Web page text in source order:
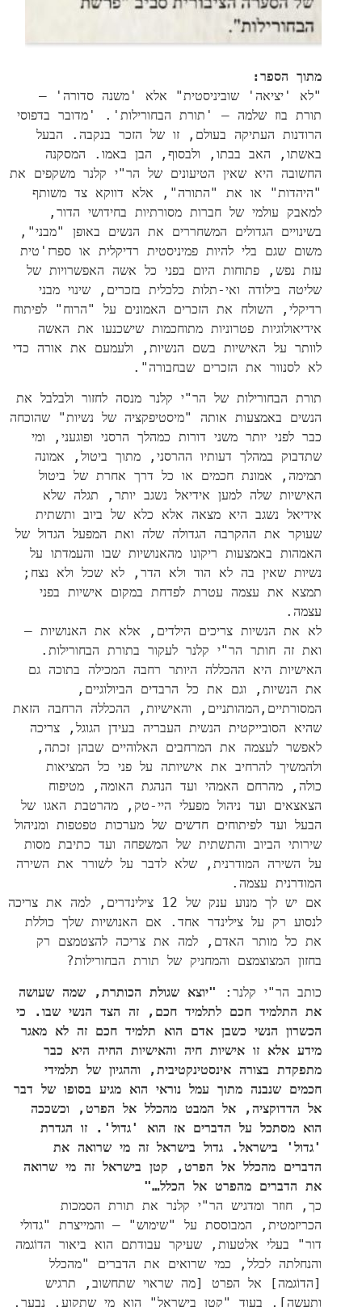
מתוך הספר:
"לא 'יציאה' שוביניסטית" אלא 'משנה סדורה' –
תורת בוז שלמה – 'תורת הבחורילות'. 'מדובר בדפוסי
הרודנות העתיקה בעולם, זו של הזכר בנקבה. הבעל
באשתו, האב בבתו, ולבסוף, הבן באמו. המסקנה
החשובה היא שאין הטיעונים של הר"י קלנר משקפים את
"היהדות" או את "התורה", אלא דווקא צד משותף
למאבק עולמי של חברות מסורתיות בחידושי הדור,
בשינויים הגדולים המשחררים את הנשים באופן "מבני",
משום שגם בלי להיות פמיניסטית רדיקלית או ספרז'טית
עזת נפש, פתוחות היום בפני כל אשה האפשרויות של
שליטה בילודה ואי-תלות כלכלית בזכרים, שינוי מבני
רדיקלי, השולח את הזכרים האמונים על "הרוח" לפיתוח
אידיאולוגיות פטרוניות מתוחכמות שישכנעו את האשה
לוותר על האישיות בשם הנשיות, ולעמעם את אורה כדי
לא לסנוור את הזכרים שבחבורה".
תורת הבחורילות של הר"י קלנר מנסה לחזור ולבלבל את
הנשים באמצעות אותה "מיסטיפקציה של נשיות" שהוכחה
כבר לפני יותר משני דורות כמהלך הרסני ופוגעני, ומי
שתדבוק במהלך דעותיו ההרסני, מתוך ביטול, אמונה
תמימה, אמונת חכמים או כל דרך אחרת של ביטול
האישיות שלה למען אידיאל נשגב יותר, תגלה שלא
אידיאל נשגב היא מצאה אלא כלא של ביוב ותשתית
שעוקר את ההקרבה הגדולה שלה ואת המפעל הגדול של
האמהות באמצעות ריקונו מהאנושיות שבו והעמדתו על
נשיות שאין בה לא הוד ולא הדר, לא שכל ולא נצח;
תמצא את עצמה עטרת לפדחת במקום אישיות בפני
עצמה.
לא את הנשיות צריכים הילדים, אלא את האנושיות –
ואת זה חותר הר"י קלנר לעקור בתורת הבחורילות.
האישיות היא ההכללה היותר רחבה המכילה בתוכה גם
את הנשיות, וגם את כל הרבדים הביולוגיים,
המסורתיים,המהותניים, והאישיות, ההכללה הרחבה הזאת
שהיא הסובייקטית הנשית העבריה בעידן הגוגל, צריכה
לאפשר לעצמה את המרחבים האלוהיים שבהן זכתה,
ולהמשיך להרחיב את אישיותה על פני כל המציאות
כולה, מהרחם האמהי ועד הנהגת האומה, מטיפוח
הצאצאים ועד ניהול מפעלי היי-טק, מהרטבת האגו של
הבעל ועד לפיתוחים חדשים של מערכות טפטפות ומניהול
שירותי הביוב והתשתית של המשפחה ועד כתיבת מסות
על השירה המודרנית, שלא לדבר על לשורר את השירה
המודרנית עצמה.
אם יש לך מנוע ענק של 12 צילינדרים, למה את צריכה
לנסוע רק על צילינדר אחד. אם האנושיות שלך כוללת
את כל מותר האדם, למה את צריכה להצטמצם רק
בחזון המצוצמצם והמחניק של תורת הבחורילות?
כותב הר"י קלנר:
"יוצא שגולת הכותרת, שמה שעושה
את התלמיד חכם לתלמיד חכם, זה הצד הנשי שבו. כי
הכשרון הנשי כשבן אדם הוא תלמיד חכם זה לא מאגר
מידע אלא זו אישיות חיה והאישיות החיה היא כבר
מתפקדת בצורה אינסטינקטיבית, וההגיון של תלמידי
חכמים שנבנה מתוך עמל נוראי הוא מגיע בסופו של דבר
אל הדדוקציה, אל המבט מהכלל אל הפרט, וכשככה
הוא מסתכל על הדברים אז הוא 'גדול'. זו הגדרת
'גדול' בישראל. גדול בישראל זה מי שרואה את
הדברים מהכלל אל הפרט, קטן בישראל זה מי שרואה
את הדברים מהפרט אל הכלל…"
כך, חוזר ומדגיש הר"י קלנר את תורת הסמכות
הכריזמטית, המבוססת על "שימוש" – והמייצרת "גדולי
דור" בעלי אלטעות, שעיקר עבודתם הוא ביאור הדוֹגמה
והנחלתה לכלל, כמי שרואים את הדברים "מהכלל
[הדוֹגמה] אל הפרט [מה שראוי שתחשוב, תרגיש
ותעשה], בעוד "קטן בישראל" הוא מי שתקוע, נבעך,